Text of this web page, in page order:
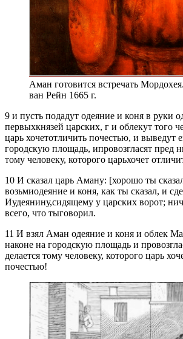
Аман готовится встречать
ван Рейн 1665 г.
9 и пусть подадут одеяние и коня в руки
первыхкнязей царских, г и облекут того
царь хочетотличить почестью, и выведут
городскую площадь, ипровозгласят пред
тому человеку, которого царьхочет
10 И сказал царь Аману: [хорошо ты
возьмиодеяние и коня, как ты сказал, и
Иудеянину,сидящему у царских ворот;
всего, что тыговорил.
11 И взял Аман одеяние и коня и облек
наконе на городскую площадь и
делается тому человеку, которого царь
почестью!